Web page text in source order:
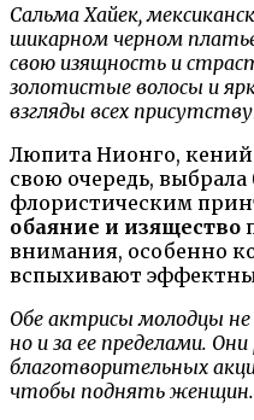
Сальма Хайек,
шикарном черном
свою изящность и
золотистые волосы и
взгляды всех
Люпита Нионго,
свою очередь,
флористическим
обаяние и изящество
внимания, особенно
вспыхивают
Обе актрисы молодцы не
но и за ее пределами.
благотворительных
чтобы поднять женщин.